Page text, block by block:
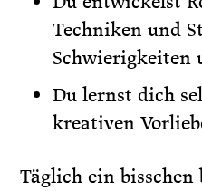
Techniken und
Schwierigkeiten
Du lernst dich
kreativen
Täglich ein